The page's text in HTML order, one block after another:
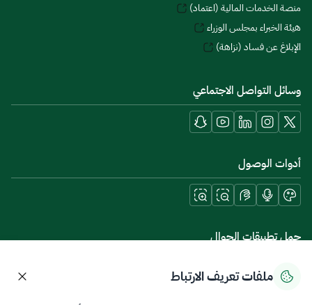
منصة الخدمات المالية (اعتماد)
هيئة الخبراء بمجلس الوزراء
الإبلاغ عن فساد (نزاهة)
وسائل التواصل الاجتماعي
أدوات الوصول
حمل تطبيقات الجوال
ملفات تعريف الارتباط